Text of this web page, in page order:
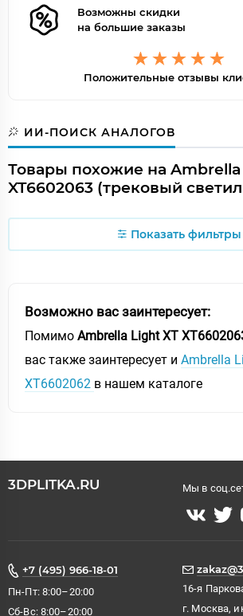
Возможны скидки
на большие заказы
Положительные отзывы
ИИ-ПОИСК АНАЛОГОВ
Товары похожие на Ambrella
XT6602063 (трековый
Показать фильтры
Возможно вас заинтересует:
Помимо Ambrella Light XT
вас также заинтересует и Ambrella
XT6602062 в нашем каталоге
3DPLITKA.RU Мы в
+7 (495) 966-18-01
Пн-Пт: 8:00–20:00
Сб-Вс: 8:00–20:00
16-я
г. Москва,